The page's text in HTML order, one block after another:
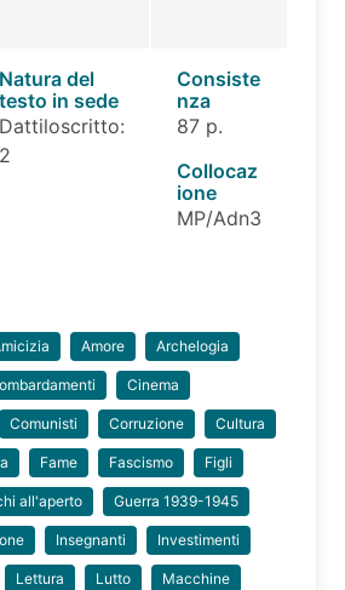
Natura del
testo in sede
Dattiloscritto:
2
Consiste
nza
87 p.
Collocaz
ione
MP/Adn3
Amore Archelogia
Cinema
Comunisti Corruzione Cultura
Fame Fascismo Figli
all'aperto Guerra 1939-1945
Insegnanti Investimenti
Lettura Lutto Macchine